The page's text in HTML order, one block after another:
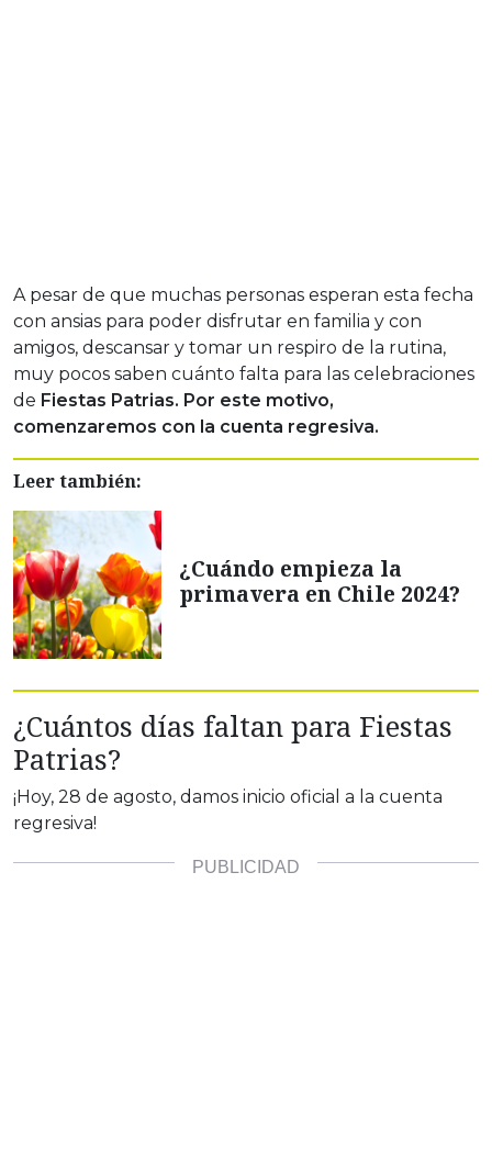
A pesar de que muchas personas esperan esta fecha
con ansias para poder disfrutar en familia y con
amigos, descansar y tomar un respiro de la rutina,
muy pocos saben cuánto falta para las celebraciones
de Fiestas Patrias. Por este motivo,
comenzaremos con la cuenta regresiva.
Leer también:
¿Cuándo empieza la
primavera en Chile 2024?
¿Cuántos días faltan para Fiestas
Patrias?
¡Hoy, 28 de agosto, damos inicio oficial a la cuenta
regresiva!